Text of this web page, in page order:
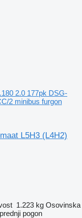
2.0 177pk DSG-
2 minibus furgon
L5H3 (L4H2)
1.223 kg Osovinska
prednji pogon